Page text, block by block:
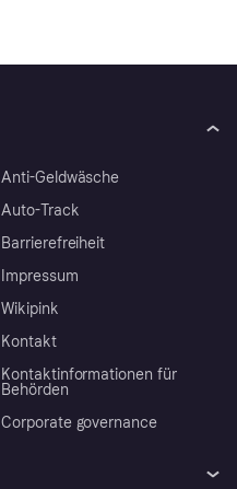
Anti-Geldwäsche
Auto-Track
Barrierefreiheit
Impressum
Wikipink
Kontakt
Kontaktinformationen für
Behörden
Corporate governance